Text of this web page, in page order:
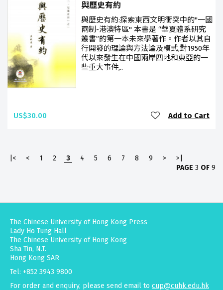
與歷史有約
與歷史有約:探索東西文明衝突中的"一國
兩制-港澳特區" 本書是 “華夏體系研究
叢書”的第一本未來學著作。作者以其自
行開發的理論與方法論及模式,對1950年
代以來發生在中國兩岸四地和東亞的一
些重大事件,..
US$30.00 Add to Cart
|< < 1 2 3 4 5 6 7 8 9 >
>|
PAGE 3 OF 9
The Chinese University of Hong Kong Press
Lady Ho Tung Hall
The Chinese University of Hong Kong
Sha Tin, N.T.
Hong Kong SAR
Tel: +852 3943 9800
For order and enquiry, please send email to cup@cuhk.edu.hk